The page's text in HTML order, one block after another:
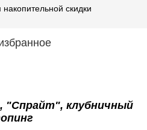
скидки
"Спрайт", клубничный